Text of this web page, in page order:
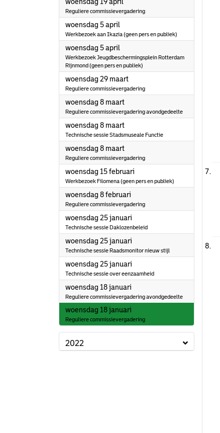
Reguliere commissievergadering
woensdag 5 april
Werkbezoek aan Ikazia (geen pers en publiek)
woensdag 5 april
Werkbezoek Jeugdbeschermingsplein Rotterdam
Rijnmond (geen pers en publiek)
woensdag 29 maart2023
Reguliere commissievergadering
woensdag 8 maart2023
Reguliere commissievergadering avondgedeelte
woensdag 8 maart2023
Technische sessie Stadsmuseale Functie
woensdag 8 maart2023
Reguliere commissievergadering
woensdag 15 februari
Werkbezoek Filomena (geen pers en publiek)
woensdag 8 februari
Reguliere commissievergadering
woensdag 25 januari
Technische sessie Daklozenbeleid
woensdag 25 januari
Technische sessie Raadsmonitor nieuw stijl
woensdag 25 januari
Technische sessie over eenzaamheid
woensdag 18 januari
Reguliere commissievergadering avondgedeelte
woensdag 18 januari
Reguliere commissievergadering
2022